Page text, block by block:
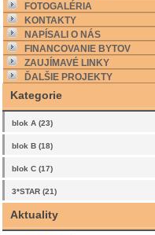
FOTOGALÉRIA
KONTAKTY
NAPÍSALI O NÁS
FINANCOVANIE BYTOV
ZAUJÍMAVÉ LINKY
ĎALŠIE PROJEKTY
Kategorie
blok A (23)
blok B (18)
blok C (17)
3*STAR (21)
Aktuality